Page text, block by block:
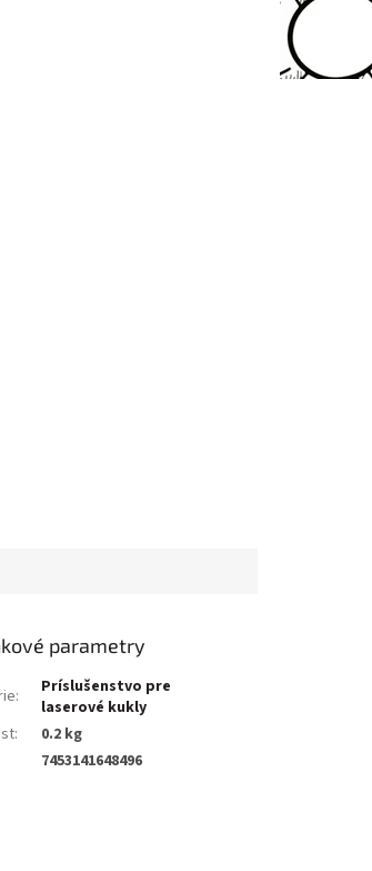
parametry
:
Príslušenstvo pre
laserové kukly
:
0.2 kg
7453141648496